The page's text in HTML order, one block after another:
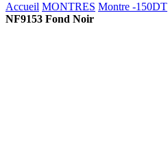
Accueil MONTRES Montre -150DT
NF9153 Fond Noir